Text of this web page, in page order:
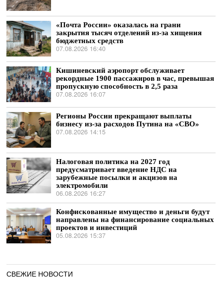
«Почта России» оказалась на грани
закрытия тысяч отделений из-за хищения
бюджетных средств
07.08.2026 16:40
Кишиневский аэропорт обслуживает
рекордные 1900 пассажиров в час, превышая
пропускную способность в 2,5 раза
07.08.2026 16:07
Регионы России прекращают выплаты
бизнесу из-за расходов Путина на «СВО»
07.08.2026 14:15
Налоговая политика на 2027 год
предусматривает введение НДС на
зарубежные посылки и акцизов на
электромобили
06.08.2026 16:27
Конфискованные имущество и деньги будут
направлены на финансирование социальных
проектов и инвестиций
05.08.2026 15:37
СВЕЖИЕ НОВОСТИ